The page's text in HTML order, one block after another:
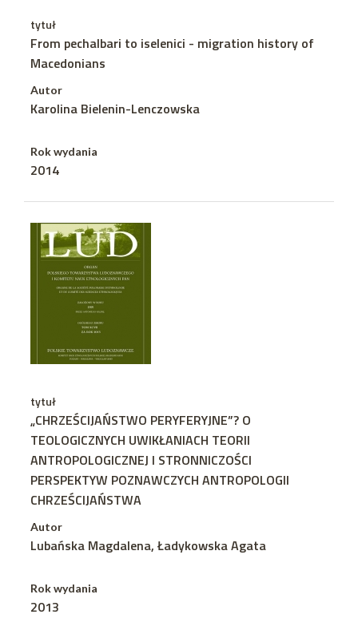
tytuł
From pechalbari to iselenici - migration history of
Macedonians
Autor
Karolina Bielenin-Lenczowska
Rok wydania
2014
tytuł
„CHRZEŚCIJAŃSTWO PERYFERYJNE”? O
TEOLOGICZNYCH UWIKŁANIACH TEORII
ANTROPOLOGICZNEJ I STRONNICZOŚCI
PERSPEKTYW POZNAWCZYCH ANTROPOLOGII
CHRZEŚCIJAŃSTWA
Autor
Lubańska Magdalena, Ładykowska Agata
Rok wydania
2013